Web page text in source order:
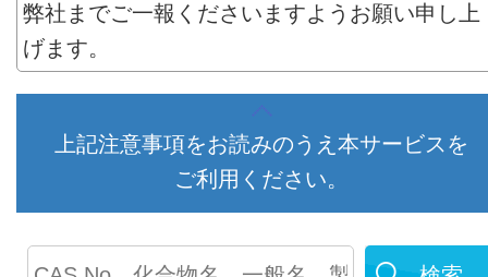
弊社までご一報くださいますようお願い申し上
げます。
上記注意事項をお読みのうえ本サービスを
ご利用ください。